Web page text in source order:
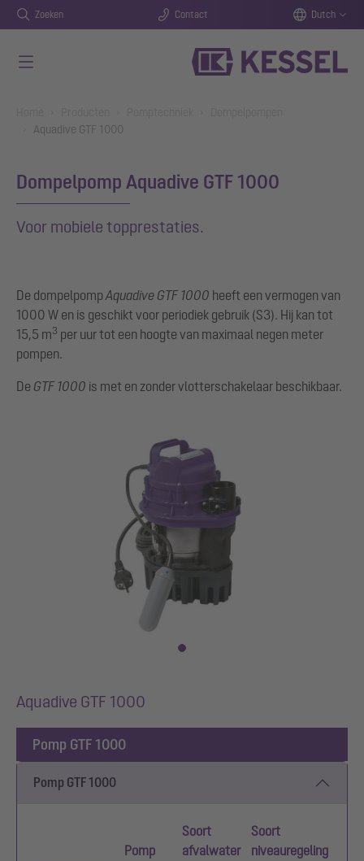
Zoeken Contact Dutch
Aquadive GTF 1000
Dompelpomp Aquadive GTF 1000
Voor mobiele topprestaties.
De dompelpomp Aquadive GTF 1000 heeft een vermogen van
1000 W en is geschikt voor periodiek gebruik (S3). Hij kan tot
15,5 m3 per uur tot een hoogte van maximaal negen meter
pompen.
De GTF 1000 is met en zonder vlotterschakelaar beschikbaar.
Aquadive GTF 1000
Pomp GTF 1000
Pomp GTF 1000
Pomp
Soort
afvalwater
Soort
niveauregeling